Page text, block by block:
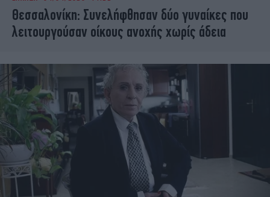
Θεσσαλονίκη: Συνελήφθησαν δύο γυναίκες που
λειτουργούσαν οίκους ανοχής χωρίς άδεια